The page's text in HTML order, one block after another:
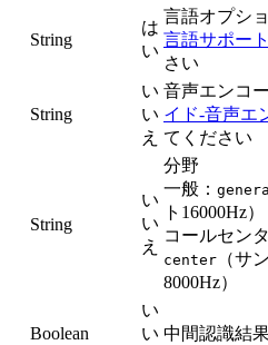
String
は
い
言語オプシ
言語サポー
さい
String
い
い
え
音声エンコ
イド-音声エ
てください
String
い
い
え
分野
一般：
ト16000Hz）
コールセン
center （サ
8000Hz）
Boolean
い
い 中間認識結